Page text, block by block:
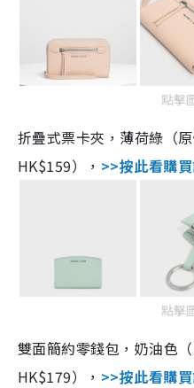
點擊
折疊式票卡夾，薄荷綠（
HK$159）， >>按此看購
點擊
雙面簡約零錢包，奶油色
HK$179）， >>按此看購